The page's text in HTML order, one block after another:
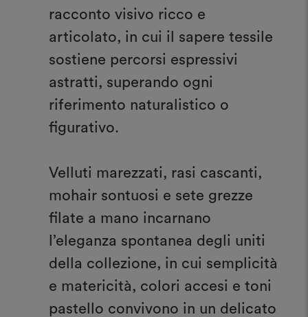
racconto visivo ricco e
articolato, in cui il sapere tessile
sostiene percorsi espressivi
astratti, superando ogni
riferimento naturalistico o
figurativo.
Velluti marezzati, rasi cascanti,
mohair sontuosi e sete grezze
filate a mano incarnano
l’eleganza spontanea degli uniti
della collezione, in cui semplicità
e matericità, colori accesi e toni
pastello convivono in un delicato